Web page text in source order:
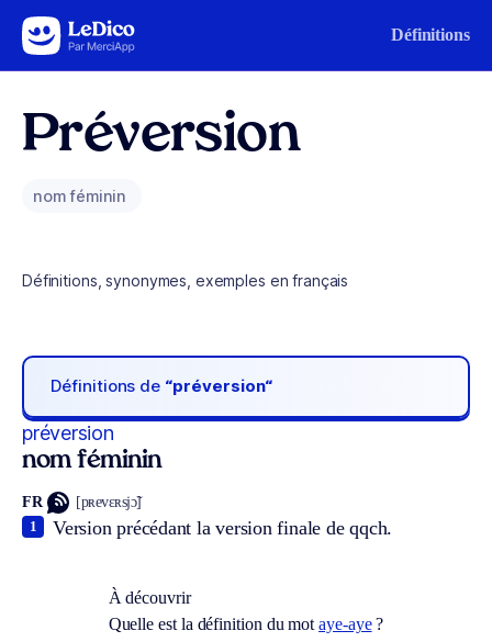
Aller au contenu Définitions
Préversion
nom féminin
Définitions, synonymes, exemples en français
Définitions de “préversion“
préversion
nom féminin
FR [pʀevɛʀsjɔ̃]
Version précédant la version finale de qqch.
1
À découvrir
Quelle est la définition du motaye-aye?